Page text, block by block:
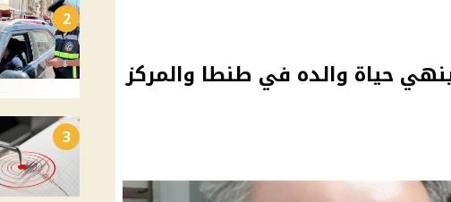
حياة والده في طنطا والمركز
2
3